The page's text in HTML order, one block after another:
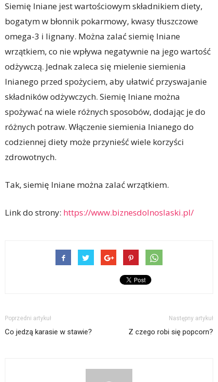
Siemię lniane jest wartościowym składnikiem diety,
bogatym w błonnik pokarmowy, kwasy tłuszczowe
omega-3 i lignany. Można zalać siemię lniane
wrzątkiem, co nie wpływa negatywnie na jego wartość
odżywczą. Jednak zaleca się mielenie siemienia
lnianego przed spożyciem, aby ułatwić przyswajanie
składników odżywczych. Siemię lniane można
spożywać na wiele różnych sposobów, dodając je do
różnych potraw. Włączenie siemienia lnianego do
codziennej diety może przynieść wiele korzyści
zdrowotnych.
Tak, siemię lniane można zalać wrzątkiem.
Link do strony: https://www.biznesdolnoslaski.pl/
Poprzedni artykuł
Co jedzą karasie w stawie?
Następny artykuł
Z czego robi się popcorn?